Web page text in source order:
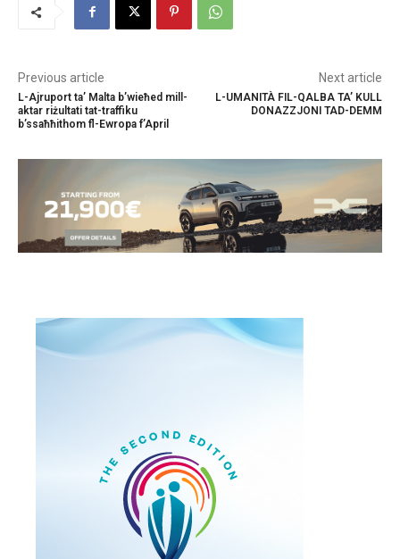
Previous article
L-Ajruport ta’ Malta b’wieħed mill-
aktar riżultati tat-traffiku
b’ssaħħithom fl-Ewropa f’April
Next article
L-UMANITÀ FIL-QALBA TA’ KULL
DONAZZJONI TAD-DEMM